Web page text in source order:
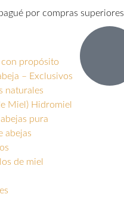
por compras
con propósito
– Exclusivos
naturales
Miel) Hidromiel
pura
abejas
de miel